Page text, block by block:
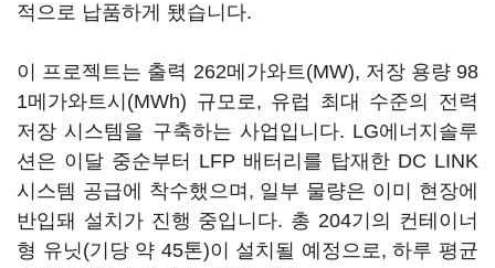
적으로 납품하게 됐습니다.
이 프로젝트는 출력 262메가와트(MW), 저장 용량 98
1메가와트시(MWh) 규모로, 유럽 최대 수준의 전력
저장 시스템을 구축하는 사업입니다. LG에너지솔루
션은 이달 중순부터 LFP 배터리를 탑재한 DC LINK
시스템 공급에 착수했으며, 일부 물량은 이미 현장에
반입돼 설치가 진행 중입니다. 총 204기의 컨테이너
형 유닛(기당 약 45톤)이 설치될 예정으로, 하루 평균